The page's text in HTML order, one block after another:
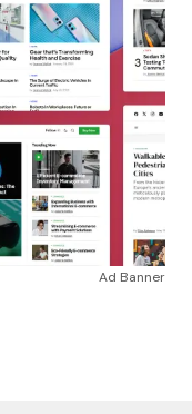
Ad Banner